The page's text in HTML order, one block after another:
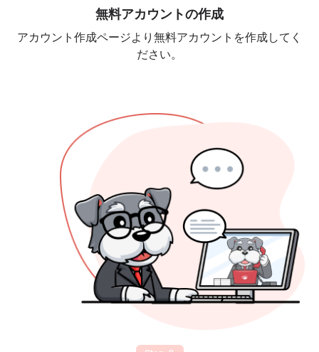
無料アカウントの作成
アカウント作成ページより無料アカウントを作成してく
ださい。